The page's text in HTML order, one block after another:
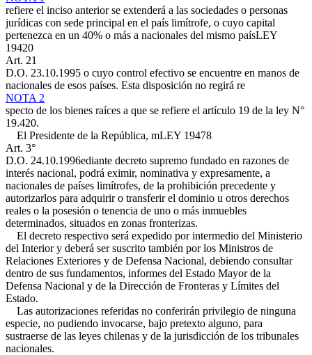
refiere el inciso anterior se extenderá a las sociedades o personas
jurídicas con sede principal en el país limítrofe, o cuyo capital
pertenezca en un 40% o más a nacionales del mismo paísLEY
19420
Art. 21
D.O. 23.10.1995 o cuyo control efectivo se encuentre en manos de
nacionales de esos países. Esta disposición no regirá re
NOTA 2
specto de los bienes raíces a que se refiere el artículo 19 de la ley N°
19.420.
El Presidente de la República, mLEY 19478
Art. 3°
D.O. 24.10.1996ediante decreto supremo fundado en razones de
interés nacional, podrá eximir, nominativa y expresamente, a
nacionales de países limítrofes, de la prohibición precedente y
autorizarlos para adquirir o transferir el dominio u otros derechos
reales o la posesión o tenencia de uno o más inmuebles
determinados, situados en zonas fronterizas.
El decreto respectivo será expedido por intermedio del Ministerio
del Interior y deberá ser suscrito también por los Ministros de
Relaciones Exteriores y de Defensa Nacional, debiendo consultar
dentro de sus fundamentos, informes del Estado Mayor de la
Defensa Nacional y de la Dirección de Fronteras y Límites del
Estado.
Las autorizaciones referidas no conferirán privilegio de ninguna
especie, no pudiendo invocarse, bajo pretexto alguno, para
sustraerse de las leyes chilenas y de la jurisdicción de los tribunales
nacionales.